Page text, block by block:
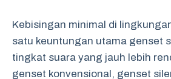
Kebisingan minimal di
satu keuntungan utama genset
tingkat suara yang jauh lebih
genset konvensional, genset